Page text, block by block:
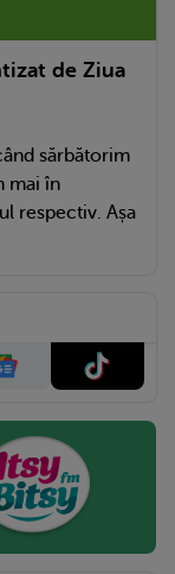
de Ziua
sărbătorim
mai în
respectiv. Așa